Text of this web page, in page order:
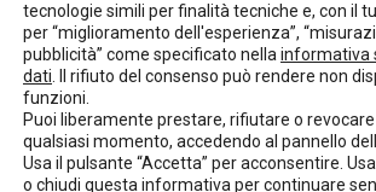
Copyright 2017–2026
Privacy Policy
Credits: LO Studio
tecnologie simili per finalità tecniche e, con il
per “miglioramento dell'esperienza”,
pubblicità” come specificato nella informativa
dati . Il rifiuto del consenso può rendere non
funzioni.
Puoi liberamente prestare, rifiutare o
qualsiasi momento, accedendo al pannello
Usa il pulsante “Accetta” per acconsentire.
o chiudi questa informativa per continuare